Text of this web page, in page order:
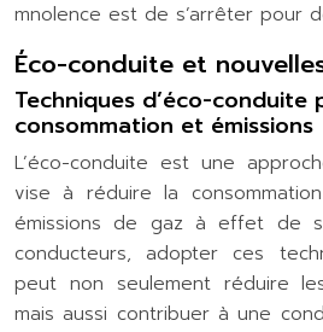
mnolence est de s’arrêter pour
Éco-conduite et
Techniques d’éco-conduite
consommation et émissions
L’éco-conduite est une
vise à réduire la
émissions de gaz à effet de
conducteurs, adopter ces
peut non seulement réduire
mais aussi contribuer à une